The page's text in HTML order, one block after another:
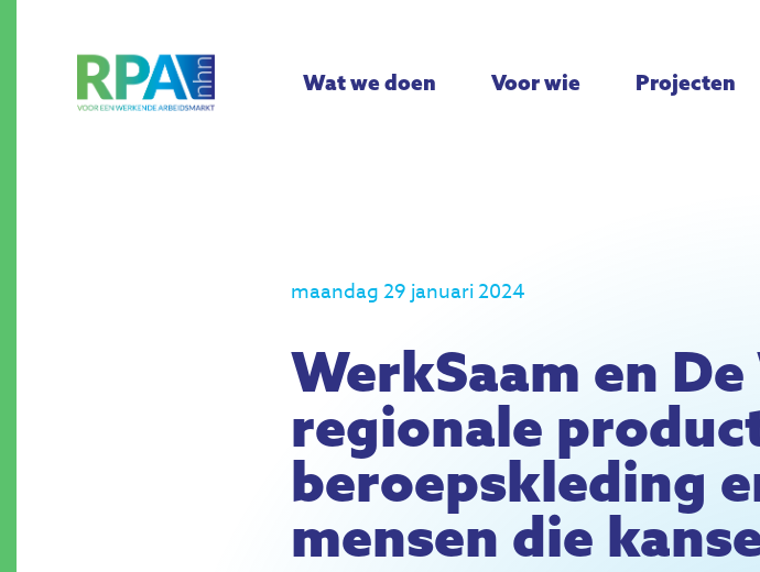
Wat we doen Voor wie Projecten
maandag 29 januari 2024
WerkSaam en
regionale
beroepskleding
mensen die